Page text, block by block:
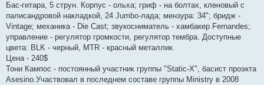
Бас-гитара, 5 струн. Корпус - ольха; гриф - на болтах, кленовый с
палисандровой накладкой, 24 Jumbo-лада; мензура: 34"; бридж -
Vintage; механика - Die Cast; звукосниматель - хамбакер Fernandes;
управление - регулятор громкости, регулятор тембра. Доступные
цвета: BLK - черный, MTR - красный металлик.
Цена - 240$
Тони Кампос - постоянный участник группы "Static-X", басист проэкта
Asesino.Участвовал в последнем составе группы Ministry в 2008